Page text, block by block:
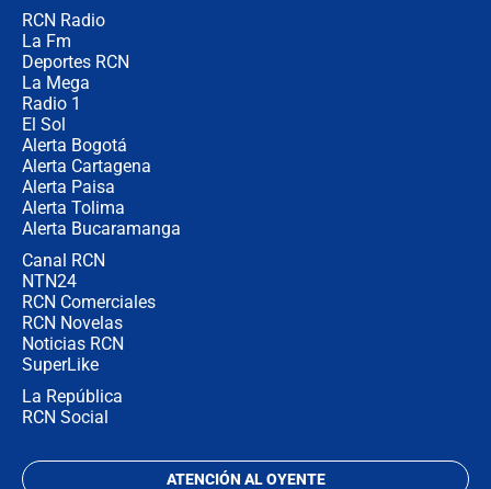
RCN Radio
La Fm
Deportes RCN
La Mega
Radio 1
El Sol
Alerta Bogotá
Alerta Cartagena
Alerta Paisa
Alerta Tolima
Alerta Bucaramanga
Canal RCN
NTN24
RCN Comerciales
RCN Novelas
Noticias RCN
SuperLike
La República
RCN Social
ATENCIÓN AL OYENTE